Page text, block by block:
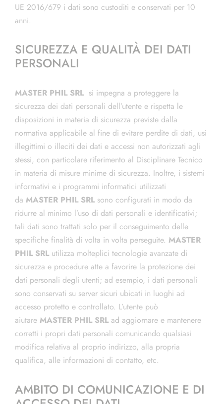
UE 2016/679 i dati sono custoditi e conservati per 10
anni.
SICUREZZA E QUALITÀ DEI DATI
PERSONALI
MASTER PHIL SRL si impegna a proteggere la
sicurezza dei dati personali dell’utente e rispetta le
disposizioni in materia di sicurezza previste dalla
normativa applicabile al fine di evitare perdite di dati, usi
illegittimi o illeciti dei dati e accessi non autorizzati agli
stessi, con particolare riferimento al Disciplinare Tecnico
in materia di misure minime di sicurezza. Inoltre, i sistemi
informativi e i programmi informatici utilizzati
da MASTER PHIL SRL sono configurati in modo da
ridurre al minimo l’uso di dati personali e identificativi;
tali dati sono trattati solo per il conseguimento delle
specifiche finalità di volta in volta perseguite. MASTER
PHIL SRL utilizza molteplici tecnologie avanzate di
sicurezza e procedure atte a favorire la protezione dei
dati personali degli utenti; ad esempio, i dati personali
sono conservati su server sicuri ubicati in luoghi ad
accesso protetto e controllato. L’utente può
aiutare MASTER PHIL SRL ad aggiornare e mantenere
corretti i propri dati personali comunicando qualsiasi
modifica relativa al proprio indirizzo, alla propria
qualifica, alle informazioni di contatto, etc.
AMBITO DI COMUNICAZIONE E DI